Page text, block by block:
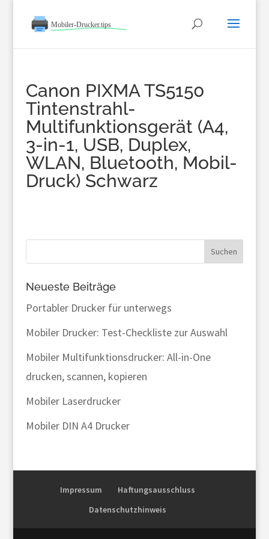
Canon PIXMA TS5150
Tintenstrahl-
Multifunktionsgerät (A4,
3-in-1, USB, Duplex,
WLAN, Bluetooth, Mobil-
Druck) Schwarz
Neueste Beiträge
Portabler Drucker für unterwegs
Mobiler Drucker: Test-Checkliste zur Auswahl
Mobiler Multifunktionsdrucker: All-in-One
drucken, scannen, kopieren
Mobiler Laserdrucker
Mobiler DIN A4 Drucker
Impressum
Haftungsausschluss
Datenschutzhinweis